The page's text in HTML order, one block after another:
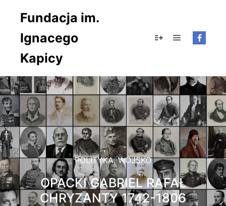
Fundacja im.
Ignacego
Kapicy
POLITYKA,WOJSKO
OPACKI GABRIEL RAFAŁ
CHRYZANTY 1742-1806